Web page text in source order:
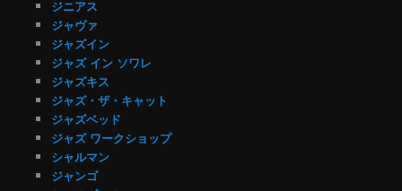
ジニアス
ジャヴァ
ジャズイン
ジャズ イン ソワレ
ジャズキス
ジャズ・ザ・キャット
ジャズベッド
ジャズ ワークショップ
シャルマン
ジャンゴ